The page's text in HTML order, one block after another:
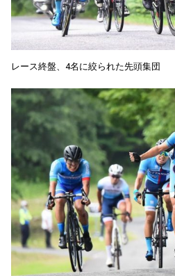
レース終盤、4名に絞られた先頭集団